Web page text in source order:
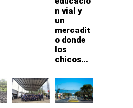
n vial y
un
mercadit
o donde
los
chicos...